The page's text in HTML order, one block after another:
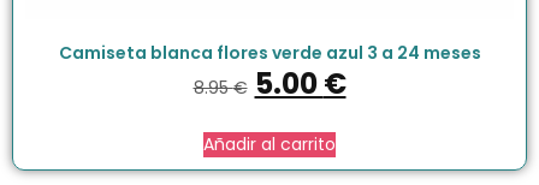
Camiseta blanca flores verde azul 3 a 24 meses
8.95€ 5.00€
Añadir al carrito